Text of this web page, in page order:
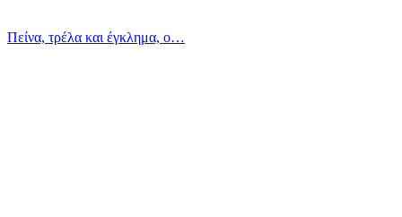
Πείνα, τρέλα και έγκλημα, ο…